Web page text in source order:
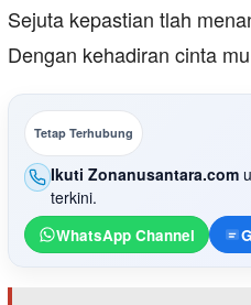
Sejuta kepastian tlah
Dengan kehadiran cinta mu
Tetap Terhubung
Ikuti Zonanusantara.com
terkini.
WhatsApp Channel